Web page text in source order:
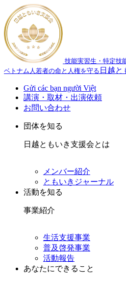
技能実習生・特定技
ベトナム人若者の命と人権を守る 日越と
Gửi các bạn người Việt
講演・取材・出演依頼
お問い合わせ
団体を知る
日越ともいき支援会とは
メンバー紹介
ともいきジャーナル
活動を知る
事業紹介
生活支援事業
普及啓発事業
活動報告
あなたにできること